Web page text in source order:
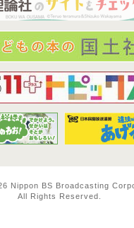
Nippon BS Broadcasting
All Rights Reserved.